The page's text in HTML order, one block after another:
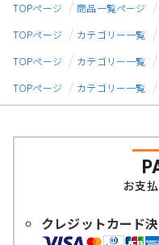
TOPページ 商品一覧ページ
TOPページ
カテゴリー一覧
TOPページ
カテゴリー一覧
TOPページ
カテゴリー一覧
お支
クレジットカード